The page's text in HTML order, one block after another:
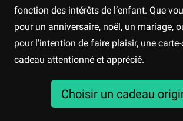
fonction des intérêts de l’enfant. Que
pour un anniversaire, noël, un mariage,
pour l’intention de faire plaisir, une
cadeau attentionné et apprécié.
Choisir un cadeau